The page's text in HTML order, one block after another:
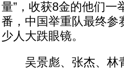
量”，收获8金的他们一
番，中国举重队最终参
少人大跌眼镜。
吴景彪、张杰、林